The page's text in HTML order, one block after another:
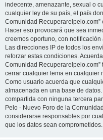
indecente, amenazante, sexual o
cualquier ley de su país, el país
Comunidad
Hacer eso provocará que sea
creemos oportuno, con
Las direcciones IP de todos los
reforzar estas condiciones.
Comunidad
cerrar cualquier tema en cualquier
Como usuario acuerda que
almacenada en una base de
compartida con ninguna tercera
Pelo - Nuevo Foro de la
considerarse responsables por
que los datos sean comprometidos.